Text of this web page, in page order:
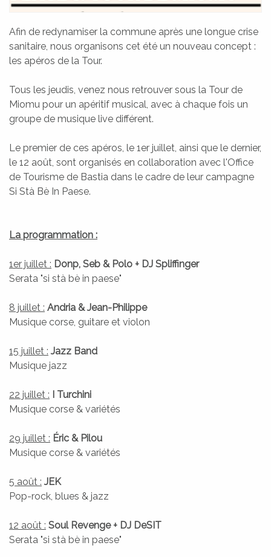
ATTUALITÀ
ACTUALITÉS
CIVILITÀ
ÉTAT CIVIL
Afin de redynamiser la commune après une longue crise
sanitaire, nous organisons cet été un nouveau concept :
les apéros de la Tour.
Tous les jeudis, venez nous retrouver sous la Tour de
Miomu pour un apéritif musical, avec à chaque fois un
groupe de musique live différent.
Le premier de ces apéros, le 1er juillet, ainsi que le dernier,
le 12 août, sont organisés en collaboration avec l'Office
de Tourisme de Bastia dans le cadre de leur campagne
Si Stà Bè In Paese.
La programmation :
1er juillet : Donp, Seb & Polo + DJ Spliffinger
Serata "si stà bè in paese"
8 juillet : Andria & Jean-Philippe
Musique corse, guitare et violon
15 juillet : Jazz Band
Musique jazz
22 juillet :
I Turchini
Musique corse & variétés
29 juillet : Éric & Pilou
Musique corse & variétés
5 août : JEK
Pop-rock, blues & jazz
12 août : Soul Revenge + DJ DeSIT
Serata "si stà bè in paese"